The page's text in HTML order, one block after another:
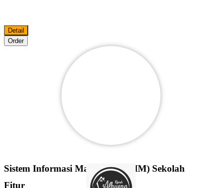
Detail
Order
Sistem Informasi Manajemen (SIM) Sekolah
Fitur